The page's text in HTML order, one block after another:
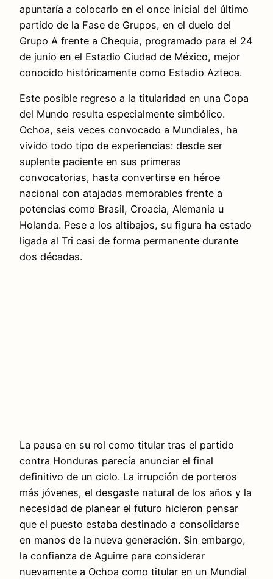
apuntaría a colocarlo en el once inicial del último
partido de la Fase de Grupos, en el duelo del
Grupo A frente a Chequia, programado para el 24
de junio en el Estadio Ciudad de México, mejor
conocido históricamente como Estadio Azteca.
Este posible regreso a la titularidad en una Copa
del Mundo resulta especialmente simbólico.
Ochoa, seis veces convocado a Mundiales, ha
vivido todo tipo de experiencias: desde ser
suplente paciente en sus primeras
convocatorias, hasta convertirse en héroe
nacional con atajadas memorables frente a
potencias como Brasil, Croacia, Alemania u
Holanda. Pese a los altibajos, su figura ha estado
ligada al Tri casi de forma permanente durante
dos décadas.
La pausa en su rol como titular tras el partido
contra Honduras parecía anunciar el final
definitivo de un ciclo. La irrupción de porteros
más jóvenes, el desgaste natural de los años y la
necesidad de planear el futuro hicieron pensar
que el puesto estaba destinado a consolidarse
en manos de la nueva generación. Sin embargo,
la confianza de Aguirre para considerar
nuevamente a Ochoa como titular en un Mundial